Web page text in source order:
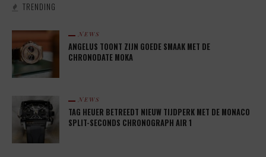
TRENDING
NEWS
ANGELUS TOONT ZIJN GOEDE SMAAK MET DE
CHRONODATE MOKA
NEWS
TAG HEUER BETREEDT NIEUW TIJDPERK MET DE MONACO
SPLIT-SECONDS CHRONOGRAPH AIR 1